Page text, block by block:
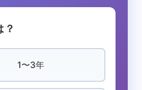
？
1〜3年